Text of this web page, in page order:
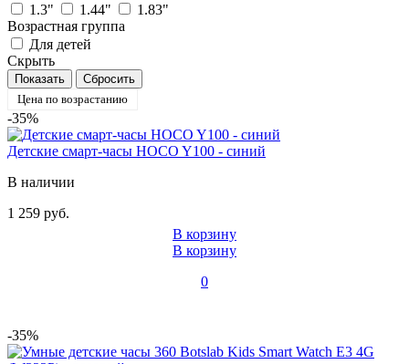
1.3"
1.44"
1.83"
Возрастная группа
Для детей
Скрыть
Цена по возрастанию
-35%
Детские смарт-часы HOCO Y100 - синий
В наличии
1 259 руб.
В корзину
В корзину
0
-35%